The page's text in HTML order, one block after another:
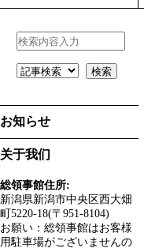
お知らせ
关于我们
総領事館住所:
新潟県新潟市中央区西大畑
町5220-18(〒951-8104)
お願い：総領事館はお客様
用駐車場がございませんの